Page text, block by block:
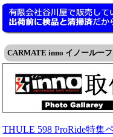
CARMATE inno イノールー
THULE 598 ProRide特集